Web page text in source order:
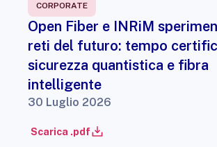
CORPORATE
Open Fiber e INRiM
reti del futuro: tempo
sicurezza quantistica e fibra
intelligente
30 Luglio 2026
Scarica .pdf